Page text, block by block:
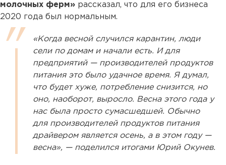
молочных ферм» рассказал, что для его бизнеса
2020 года был нормальным.
«Когда весной случился карантин, люди
сели по домам и начали есть. И для
предприятий — производителей продуктов
питания это было удачное время. Я думал,
что будет хуже, потребление снизится, но
оно, наоборот, выросло. Весна этого года у
нас была просто сумасшедшей. Обычно
для производителей продуктов питания
драйвером является осень, а в этом году —
весна», — поделился итогами Юрий Окунев.